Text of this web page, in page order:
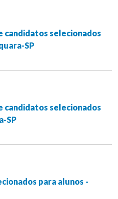
candidatos selecionados
SP
candidatos selecionados
SP
para alunos -